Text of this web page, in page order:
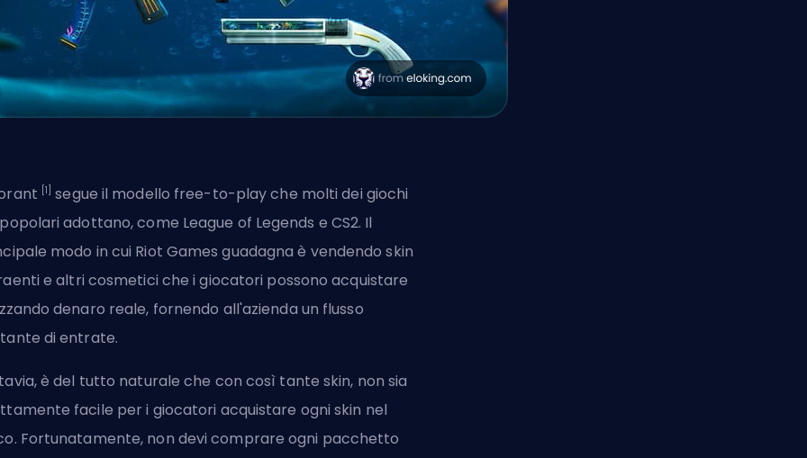
[1] segue il modello free-to-play che molti dei giochi
adottano, come League of Legends e CS2. Il
modo in cui Riot Games guadagna è vendendo skin
ealtri cosmetici che i giocatori possono acquistare
denaro reale, fornendo all'azienda un flusso
di entrate.
è del tutto naturale che con così tante skin, non sia
facile per i giocatori acquistare ogni skin nel
Fortunatamente, non devi comprare ogni pacchetto